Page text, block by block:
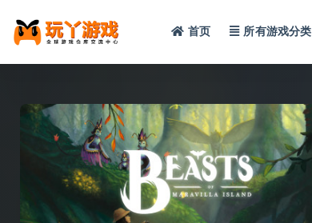
首页 所有游戏分类